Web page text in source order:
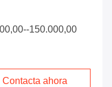
150.000,00
Contacta ahora